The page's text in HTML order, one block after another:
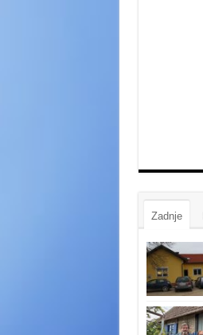
Zadnje